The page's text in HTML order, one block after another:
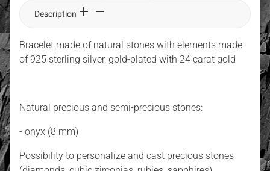
Description
Bracelet made of natural stones with elements made
of 925 sterling silver, gold-plated with 24 carat gold
Natural precious and semi-precious stones:
- onyx (8 mm)
Possibility to personalize and cast precious stones